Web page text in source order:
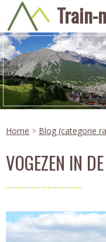
Train-
Home > Blog (categorie
VOGEZEN IN